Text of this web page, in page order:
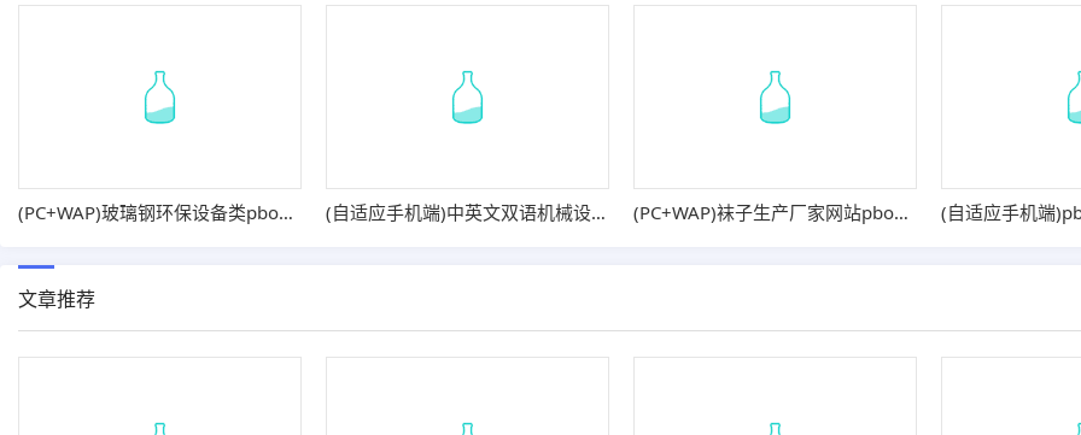
(PC+WAP)玻璃钢环保设备类pbootcms网站模板 不锈钢钢材网站源码 (自适应手机端)中英文双语机械设备网站pbootcms模板 大气html5通用机械网站源码 (PC+WAP)袜子生产厂家网站pbootcms模板 定制针织袜业网站源码
文章推荐